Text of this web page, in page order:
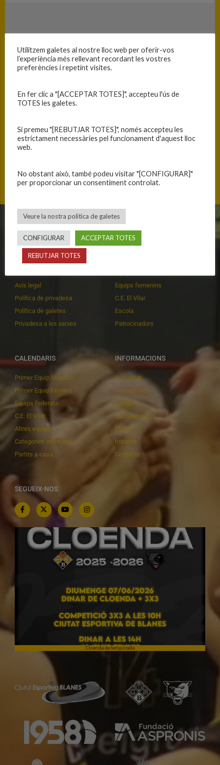
Passeig d'Olot, 17006 Girona, Catalunya
Història
Organització
Avís legal
Política de privadesa
Política de galetes
Privadesa a les xarxes
Primer equip masculí
Equips femenins
C.E. El Vilar
Escola
Patrocinadors
CALENDARIS
Primer Equip Masculí
Primer Equip Femení
Equips federats
C.E. El Vilar
Altres equips
Categories inferiors
Partits a casa
INFORMACIONS
Actualitat
Inscripcions
Botiga
Documentació
Playoff
Intranet
Contacte
SEGUEIX-NOS
Cloenda de temporada
Utilitzem galetes al nostre lloc web per oferir-vos
l’experiència més rellevant recordant les vostres
preferències i repetint visites.
En fer clic a "[ACCEPTAR TOTES]", accepteu l'ús de
TOTES les galetes.
Si premeu "[REBUTJAR TOTES]", només accepteu les
estrictament necessàries pel funcionament d'aquest lloc
web.
No obstant això, també podeu visitar "[CONFIGURAR]"
per proporcionar un consentiment controlat.
Veure la nostra política de galetes
CONFIGURAR ACCEPTAR TOTES
REBUTJAR TOTES